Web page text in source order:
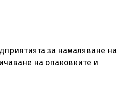
за намаляване на
на опаковките и